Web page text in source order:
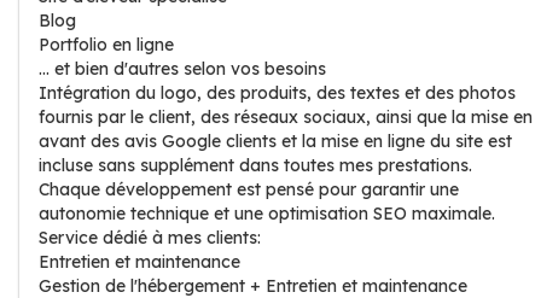
Blog
Portfolio en ligne
... et bien d'autres selon vos besoins
Intégration du logo, des produits, des textes et des photos
fournis par le client, des réseaux sociaux, ainsi que la mise en
avant des avis Google clients et la mise en ligne du site est
incluse sans supplément dans toutes mes prestations.
Chaque développement est pensé pour garantir une
autonomie technique et une optimisation SEO maximale.
Service dédié à mes clients:
Entretien et maintenance
Gestion de l'hébergement + Entretien et maintenance